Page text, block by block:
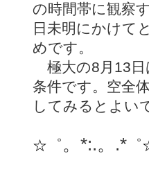
の時間帯に観察
日未明にかけて
めです。
極大の8月13日
条件です。空全
してみるとよい
☆゜ 。*:.。.* ゜